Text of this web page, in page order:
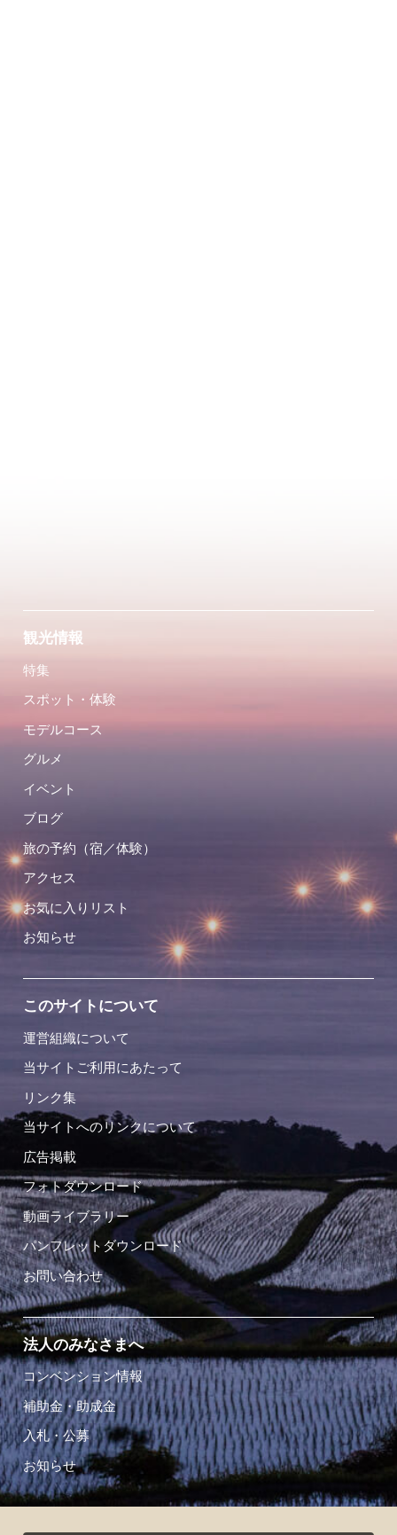
観光情報
特集
スポット・体験
モデルコース
グルメ
イベント
ブログ
旅の予約（宿／体験）
アクセス
お気に入りリスト
お知らせ
このサイトについて
運営組織について
当サイトご利用にあたって
リンク集
当サイトへのリンクについて
広告掲載
フォトダウンロード
動画ライブラリー
パンフレットダウンロード
お問い合わせ
法人のみなさまへ
コンベンション情報
補助金・助成金
入札・公募
お知らせ